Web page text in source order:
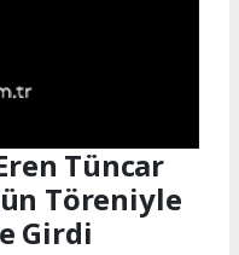
Tüncar
Töreniyle
Girdi